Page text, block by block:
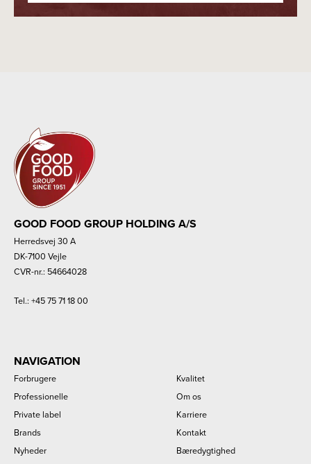
GOOD FOOD GROUP HOLDING A/S
Herredsvej 30 A
DK-7100 Vejle
CVR-nr.: 54664028
Tel.: +45 75 71 18 00
NAVIGATION
Forbrugere
Professionelle
Private label
Brands
Nyheder
Kvalitet
Om os
Karriere
Kontakt
Bæredygtighed